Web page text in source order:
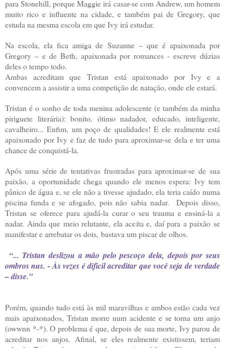
para Stonehill, porque Maggie irá casar-se com Andrew, um homem
muito rico e influente na cidade, e também pai de Gregory, que
estuda na mesma escola em que Ivy irá estudar.
Na escola, ela fica amiga de Suzanne – que é apaixonada por
Gregory – e de Beth, apaixonada por romances - escreve dúzias
deles o tempo todo.
Ambas acreditam que Tristan está apaixonado por Ivy e a
convencem a assistir a uma competição de natação, onde ele estará.
Tristan é o sonho de toda menina adolescente (e também da minha
piriguete literária): bonito, ótimo nadador, educado, inteligente,
cavalheiro... Enfim, um poço de qualidades! E ele realmente está
apaixonado por Ivy e faz de tudo para aproximar-se dela e ter uma
chance de conquistá-la.
Após uma série de tentativas frustradas para aproximar-se de sua
paixão, a oportunidade chega quando ele menos espera: Ivy tem
pânico de água e, se ele não a tivesse ajudado, ela teria caído numa
piscina funda e se afogado, pois não sabia nadar. Depois disso,
Tristan se oferece para ajudá-la curar o seu trauma e ensiná-la a
nadar. Ainda que meio relutante, ela aceita e, daí para a paixão se
manifestar e arrebatar os dois, bastava um piscar de olhos.
“... Tristan deslizou a mão pelo pescoço dela, depois por seus
ombros nus. - Às vezes é difícil acreditar que você seja de verdade
– disse.”
Porém, quando tudo está às mil maravilhas e ambos estão cada vez
mais apaixonados, Tristan morre num acidente e se torna um anjo
(owwnn *-*). O problema é que, depois de sua morte, Ivy parou de
acreditar nos anjos. Afinal, se eles realmente existissem, teriam